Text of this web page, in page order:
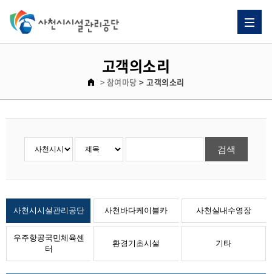
고객의소리
> 참여마당 > 고객의소리
사천시시설관리공단 사천바다케이블카 사천실내수영장
우주항공국민체육센
터
환경기초시설 기타